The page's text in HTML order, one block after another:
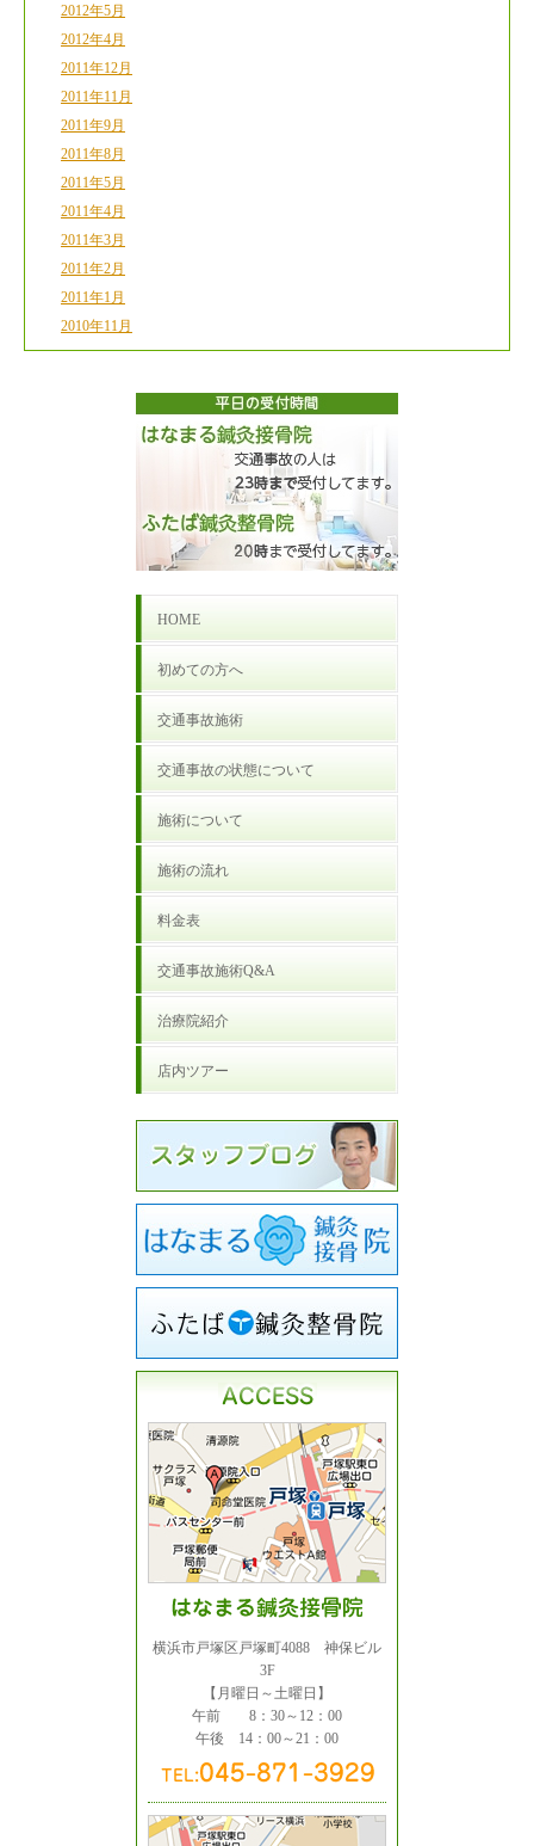
2012年5月
2012年4月
2011年12月
2011年11月
2011年9月
2011年8月
2011年5月
2011年4月
2011年3月
2011年2月
2011年1月
2010年11月
HOME
初めての方へ
交通事故施術
交通事故の状態について
施術について
施術の流れ
料金表
交通事故施術Q&A
治療院紹介
店内ツアー
横浜市戸塚区戸塚町4088 神保ビル
3F
【月曜日～土曜日】
午前 8：30～12：00
午後 14：00～21：00